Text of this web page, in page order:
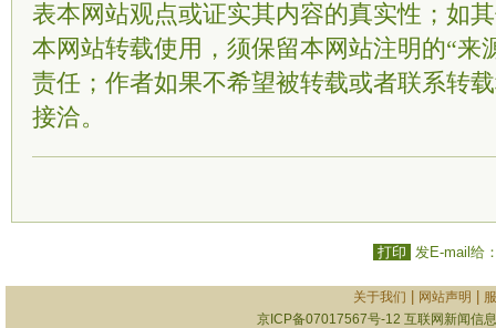
表本网站观点或证实其内容的真实性；如
本网站转载使用，须保留本网站注明的“来
责任；作者如果不希望被转载或者联系转
接洽。
打印 发E-mail给
关于我们 网站声明
京ICP备07017567号-12 互联网新闻信